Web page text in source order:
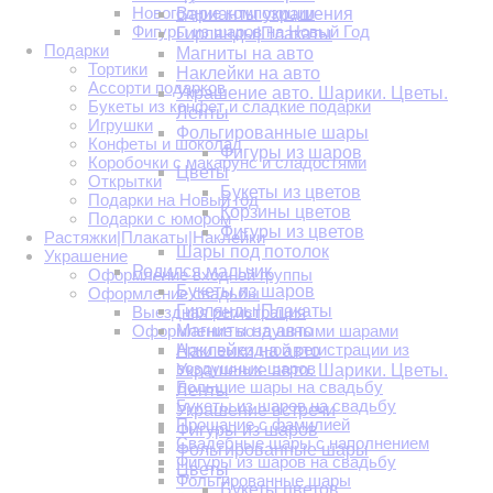
Новогодние композиции
Фигуры из шаров на Новый Год
Подарки
Тортики
Ассорти подарков
Букеты из конфет и сладкие подарки
Игрушки
Конфеты и шоколад
Коробочки с макарунс и сладостями
Открытки
Подарки на Новый год
Подарки с юмором
Растяжки|Плакаты|Наклейки
Украшение
Оформление входной группы
Оформление свадьбы
Выездная регистрация
Оформление воздушными шарами
Арки выездной регистрации из
воздушных шаров
Большие шары на свадьбу
Букеты из шаров на свадьбу
Прощание с фамилией
Свадебные шары с наполнением
Фигуры из шаров на свадьбу
Фольгированные шары
Варианты украшения
Гирлянды|Плакаты
Магниты на авто
Наклейки на авто
Украшение авто. Шарики. Цветы.
Ленты
Фольгированные шары
Фигуры из шаров
Цветы
Букеты из цветов
Корзины цветов
Фигуры из цветов
Шары под потолок
Родился мальчик
Букеты из шаров
Гирлянды|Плакаты
Магниты на авто
Наклейки на авто
Украшение авто. Шарики. Цветы.
Ленты
Украшение встречи
Фигуры из шаров
Фольгированные шары
Цветы
Букеты цветов